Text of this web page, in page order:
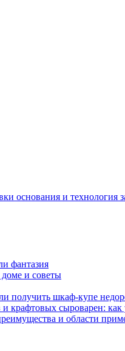
основания и технология
фантазия
и советы
получить шкаф-купе
крафтовых сыроварен:
и области